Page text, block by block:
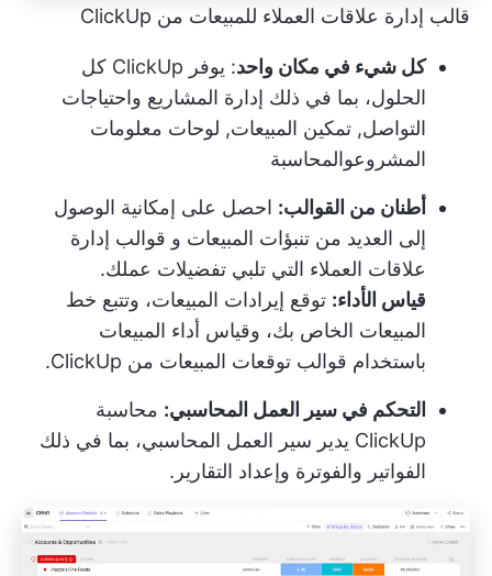
قالب إدارة علاقات العملاء للمبيعات من ClickUp
كل شيء في مكان واحد
: يوفر ClickUp كل
الحلول، بما في ذلك إدارة المشاريع واحتياجات
التواصل, تمكين المبيعات, لوحات معلومات
المشروعوالمحاسبة
أطنان من القوالب: احصل على إمكانية الوصول
إلى العديد من تنبؤات المبيعات و قوالب إدارة
علاقات العملاء التي تلبي تفضيلات عملك.
قياس الأداء: توقع إيرادات المبيعات، وتتبع خط
المبيعات الخاص بك، وقياس أداء المبيعات
باستخدام قوالب توقعات المبيعات من ClickUp.
التحكم في سير العمل المحاسبي: محاسبة
ClickUp يدير سير العمل المحاسبي، بما في ذلك
الفواتير والفوترة وإعداد التقارير.